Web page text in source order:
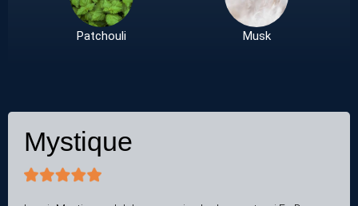
Patchouli Musk
Mystique